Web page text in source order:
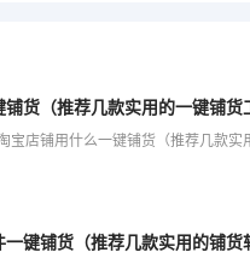
货（推荐几款实用的一键铺
键铺货（推荐几款实用的铺